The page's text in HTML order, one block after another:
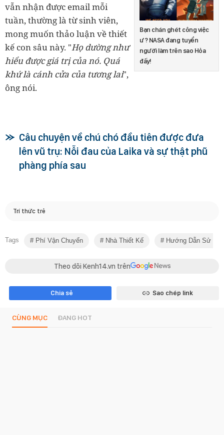
Bạn chán ghét công việc
ư? NASA đang tuyển
người làm trên sao Hỏa
đấy!
vẫn nhận được email mỗi
tuần, thường là từ sinh viên,
mong muốn thảo luận về thiết
kế con sâu này. "Họ dường như
hiểu được giá trị của nó. Quá
khứ là cánh cửa của tương lai",
ông nói.
Câu chuyện về chú chó đầu tiên được đưa
lên vũ trụ: Nỗi đau của Laika và sự thật phũ
phàng phía sau
Trí thức trẻ
Tags Phí Vận Chuyển Nhà Thiết Kế Hướng Dẫn Sử
Theo dõi Kenh14.vn trên
Chia sẻ Sao chép link
CÙNG MỤC ĐANG HOT